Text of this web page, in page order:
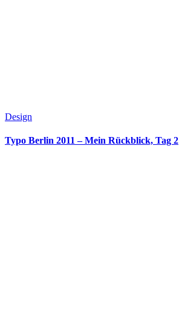
Design
Typo Berlin 2011 – Mein Rückblick, Tag 2